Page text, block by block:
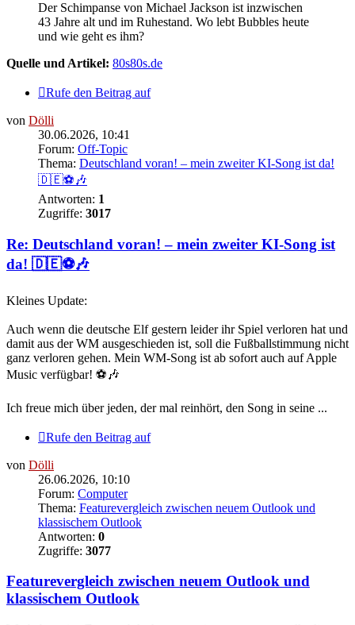
Der Schimpanse von Michael Jackson ist inzwischen
43 Jahre alt und im Ruhestand. Wo lebt Bubbles heute
und wie geht es ihm?
Quelle und Artikel: 80s80s.de
Rufe den Beitrag auf
von Dölli
30.06.2026, 10:41
Forum: Off-Topic
Thema: Deutschland voran! – mein zweiter KI-Song ist da!
🇩🇪⚽🎶
Antworten: 1
Zugriffe: 3017
Re: Deutschland voran! – mein zweiter KI-Song ist
da! 🇩🇪⚽🎶
Kleines Update:
Auch wenn die deutsche Elf gestern leider ihr Spiel verloren hat und
damit aus der WM ausgeschieden ist, soll die Fußballstimmung nicht
ganz verloren gehen. Mein WM-Song ist ab sofort auch auf Apple
Music verfügbar! ⚽🎶
Ich freue mich über jeden, der mal reinhört, den Song in seine ...
Rufe den Beitrag auf
von Dölli
26.06.2026, 10:10
Forum: Computer
Thema: Featurevergleich zwischen neuem Outlook und
klassischem Outlook
Antworten: 0
Zugriffe: 3077
Featurevergleich zwischen neuem Outlook und
klassischem Outlook